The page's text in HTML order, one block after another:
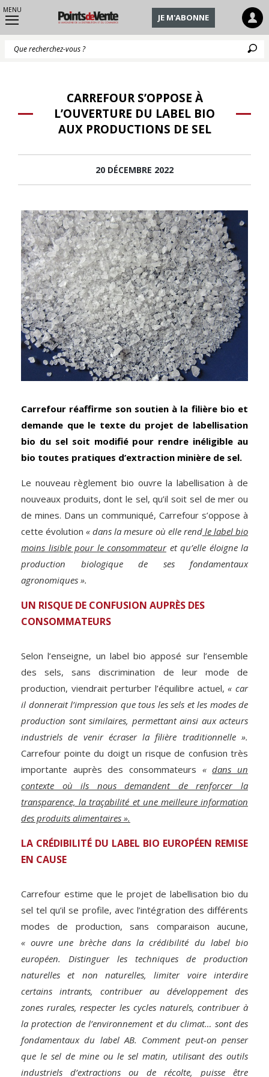
MENU
JE M'ABONNE
CARREFOUR S’OPPOSE À
L’OUVERTURE DU LABEL BIO
AUX PRODUCTIONS DE SEL
20 DÉCEMBRE 2022
Carrefour réaffirme son soutien à la filière bio et
demande que le texte du projet de labellisation
bio du sel soit modifié pour rendre inéligible au
bio toutes pratiques d’extraction minière de sel.
Le nouveau règlement bio ouvre la labellisation à de
nouveaux produits, dont le sel, qu’il soit sel de mer ou
de mines. Dans un communiqué, Carrefour s’oppose à
cette évolution« dans la mesure où elle rendle label bio
moins lisible pour le consommateuret qu’elle éloigne la
production biologique de ses fondamentaux
agronomiques ».
UN RISQUE DE CONFUSION AUPRÈS DES
CONSOMMATEURS
Selon l’enseigne, un label bio apposé sur l’ensemble
des sels, sans discrimination de leur mode de
production, viendrait perturber l’équilibre actuel,« car
il donnerait l’impression que tous les sels et les modes de
production sont similaires, permettant ainsi aux acteurs
industriels de venir écraser la filière traditionnelle ».
Carrefour pointe du doigt un risque de confusion très
importante auprès des consommateurs «dans un
contexte où ils nous demandent de renforcer la
transparence, la traçabilité et une meilleure information
des produits alimentaires ».
LA CRÉDIBILITÉ DU LABEL BIO EUROPÉEN REMISE
EN CAUSE
Carrefour estime que le projet de labellisation bio du
sel tel qu’il se profile, avec l’intégration des différents
modes de production, sans comparaison aucune,
« ouvre une brèche dans la crédibilité du label bio
européen. Distinguer les techniques de production
naturelles et non naturelles, limiter voire interdire
certains intrants, contribuer au développement des
zones rurales, respecter les cycles naturels, contribuer à
la protection de l’environnement et du climat… sont des
fondamentaux du label AB. Comment peut-on penser
que le sel de mine ou le sel matin, utilisant des outils
industriels d’extractions ou de récolte, puisse être